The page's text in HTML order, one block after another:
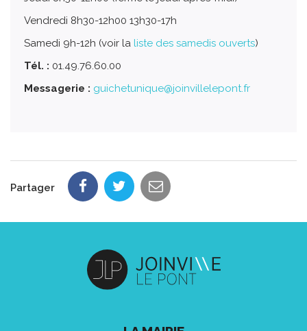
Vendredi 8h30-12h00 13h30-17h
Samedi 9h-12h (voir la liste des samedis ouverts)
Tél. : 01.49.76.60.00
Messagerie : guichetunique@joinvillelepont.fr
Partager